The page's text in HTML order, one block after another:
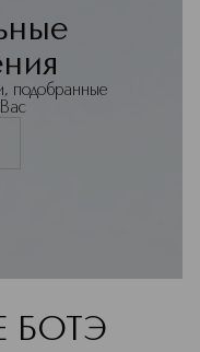
подобранные
БОТЭ